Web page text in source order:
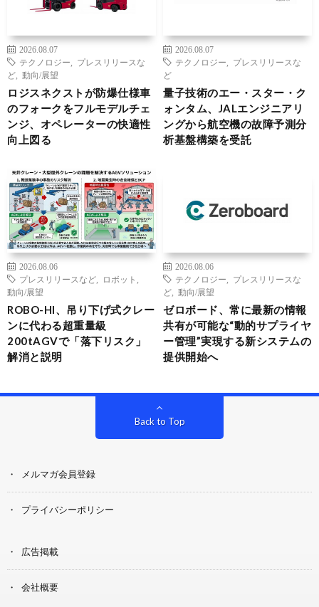
2026.08.07
テクノロジー
プレスリリースな
ど
動向/展望
ロジスネクストが防爆仕様車
のフォークをフルモデルチェ
ンジ、オペレーターの快適性
向上図る
2026.08.07
テクノロジー
プレスリリースな
ど
量子技術のエー・スター・ク
ォンタム、JALエンジニアリ
ングから航空機の故障予測分
析基盤構築を受託
2026.08.06
プレスリリースなど
ロボット
動向/展望
ROBO-HI、吊り下げ式クレー
ンに代わる超重量級
200tAGVで「落下リスク」
解消と説明
2026.08.06
テクノロジー
プレスリリースな
ど
動向/展望
ゼロボード、常に最新の情報
共有が可能な“動的サプライヤ
ー管理”実現する新システムの
提供開始へ
Back to Top
メルマガ会員登録
プライバシーポリシー
広告掲載
会社概要